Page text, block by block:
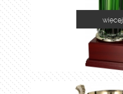
1035C
więcej